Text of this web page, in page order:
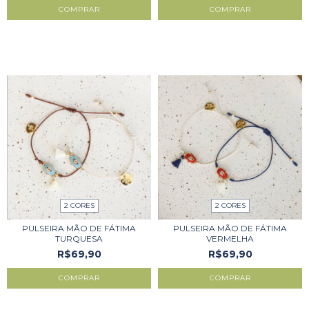
COMPRAR
2 CORES
PULSEIRA MÃO DE FÁTIMA
TURQUESA
R$69,90
COMPRAR
2 CORES
PULSEIRA MÃO DE FÁTIMA
VERMELHA
R$69,90
COMPRAR